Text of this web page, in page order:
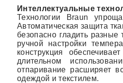
Интеллектуальные
Технологии Braun
Автоматическая защита
безопасно гладить
ручной настройки
конструкция
длительном
отпаривание расширяет
одеждой и текстилем.